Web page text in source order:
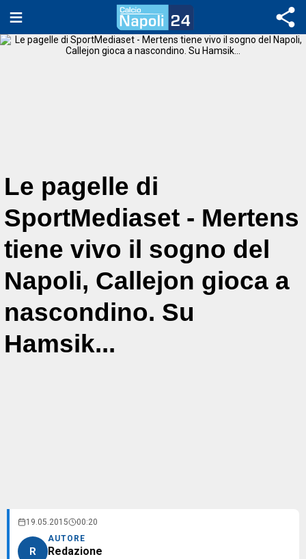
Le pagelle di
SportMediaset - Mertens
tiene vivo il sogno del
Napoli, Callejon gioca a
nascondino. Su
Hamsik...
19.05.2015 00:20
R
AUTORE
Redazione